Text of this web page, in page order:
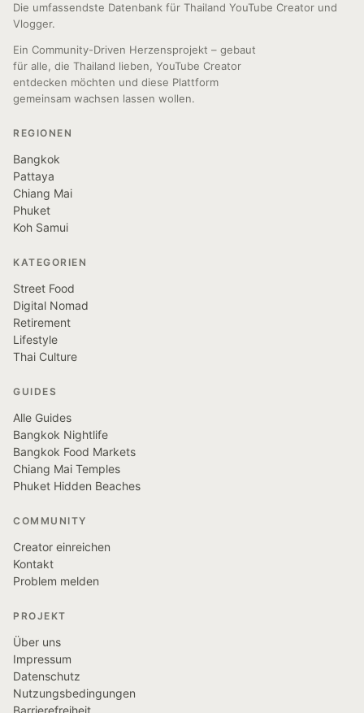
Die umfassendste Datenbank für Thailand YouTube Creator und
Vlogger.
Ein Community-Driven Herzensprojekt – gebaut
für alle, die Thailand lieben, YouTube Creator
entdecken möchten und diese Plattform
gemeinsam wachsen lassen wollen.
REGIONEN
Bangkok
Pattaya
Chiang Mai
Phuket
Koh Samui
KATEGORIEN
Street Food
Digital Nomad
Retirement
Lifestyle
Thai Culture
GUIDES
Alle Guides
Bangkok Nightlife
Bangkok Food Markets
Chiang Mai Temples
Phuket Hidden Beaches
COMMUNITY
Creator einreichen
Kontakt
Problem melden
PROJEKT
Über uns
Impressum
Datenschutz
Nutzungsbedingungen
Barrierefreiheit